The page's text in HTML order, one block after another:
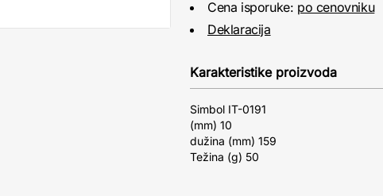
Cena isporuke: po cenovniku
Deklaracija
Karakteristike proizvoda
Simbol IT-0191
(mm) 10
dužina (mm) 159
Težina (g) 50